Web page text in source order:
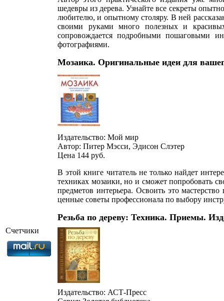
Счетчики
шедевры из дерева. Узнайте все секреты
любителю, и опытному столяру. В ней
своими руками много полезных и
сопровождается подробными пошаговыми
фотографиями.
Мозаика. Оригинальные идеи для
Издательство: Мой мир
Автор: Питер Мэсси, Эдисон Слэтер
Цена 144 руб.
В этой книге читатель не только найдет
техниках мозаики, но и сможет попробовать
предметов интерьера. Освоить это
ценные советы профессионала по выбору
Резьба по дереву: Техника. Приемы.
Издательство: АСТ-Пресс